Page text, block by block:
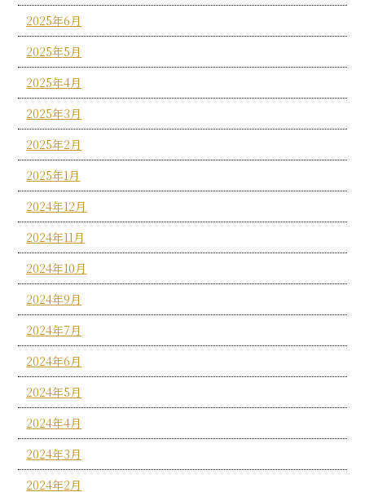
2025年6月
2025年5月
2025年4月
2025年3月
2025年2月
2025年1月
2024年12月
2024年11月
2024年10月
2024年9月
2024年7月
2024年6月
2024年5月
2024年4月
2024年3月
2024年2月